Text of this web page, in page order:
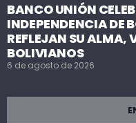
BANCO UNIÓN
INDEPENDENCIA DE
REFLEJAN SU ALMA,
BOLIVIANOS
6 de agosto de 2026